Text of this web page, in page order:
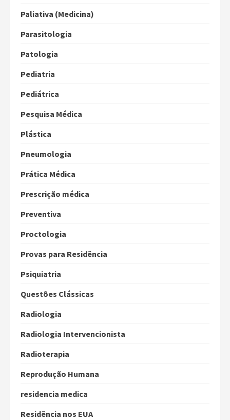
Paliativa (Medicina)
Parasitologia
Patologia
Pediatria
Pediátrica
Pesquisa Médica
Plástica
Pneumologia
Prática Médica
Prescrição médica
Preventiva
Proctologia
Provas para Residência
Psiquiatria
Questões Clássicas
Radiologia
Radiologia Intervencionista
Radioterapia
Reprodução Humana
residencia medica
Residência nos EUA